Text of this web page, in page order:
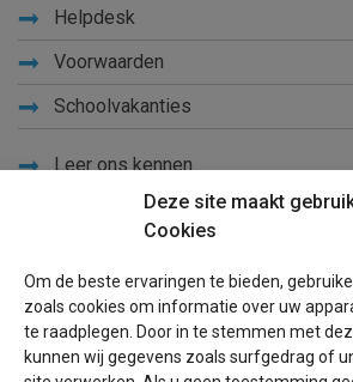
Deze site maakt
Cookies
Om de beste ervaringen te bieden,
zoals cookies om informatie over uw
te raadplegen. Door in te stemmen met
kunnen wij gegevens zoals surfgedrag of
Helpdesk
Voorwaarden
Schoolvakanties
Leer ons kennen
Sitemap
Blog